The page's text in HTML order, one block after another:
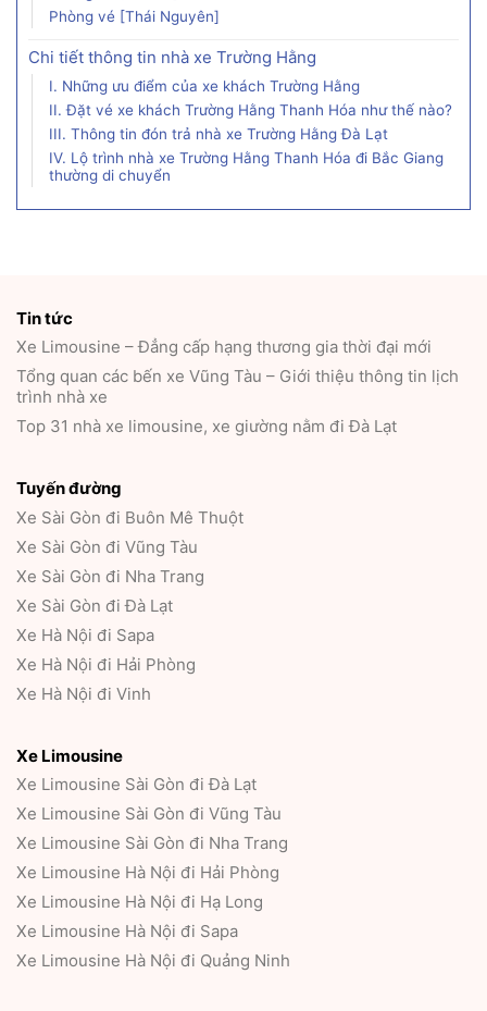
Phòng vé [Thái Nguyên]
Chi tiết thông tin nhà xe Trường Hằng
I. Những ưu điểm của xe khách Trường Hằng
II. Đặt vé xe khách Trường Hằng Thanh Hóa như thế nào?
III. Thông tin đón trả nhà xe Trường Hằng Đà Lạt
IV. Lộ trình nhà xe Trường Hằng Thanh Hóa đi Bắc Giang
thường di chuyển
Tin tức
Xe Limousine – Đẳng cấp hạng thương gia thời đại mới
Tổng quan các bến xe Vũng Tàu – Giới thiệu thông tin lịch
trình nhà xe
Top 31 nhà xe limousine, xe giường nằm đi Đà Lạt
Tuyến đường
Xe Sài Gòn đi Buôn Mê Thuột
Xe Sài Gòn đi Vũng Tàu
Xe Sài Gòn đi Nha Trang
Xe Sài Gòn đi Đà Lạt
Xe Hà Nội đi Sapa
Xe Hà Nội đi Hải Phòng
Xe Hà Nội đi Vinh
Xe Limousine
Xe Limousine Sài Gòn đi Đà Lạt
Xe Limousine Sài Gòn đi Vũng Tàu
Xe Limousine Sài Gòn đi Nha Trang
Xe Limousine Hà Nội đi Hải Phòng
Xe Limousine Hà Nội đi Hạ Long
Xe Limousine Hà Nội đi Sapa
Xe Limousine Hà Nội đi Quảng Ninh